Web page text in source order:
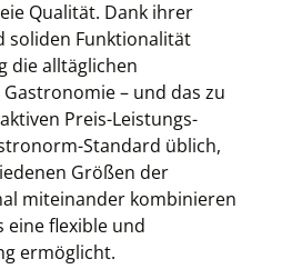
Qualität. Dank ihrer
soliden Funktionalität
die alltäglichen
– und das zu
Preis-Leistungs-
Standard üblich,
Größen der
miteinander kombinieren
eine flexible und
ermöglicht.